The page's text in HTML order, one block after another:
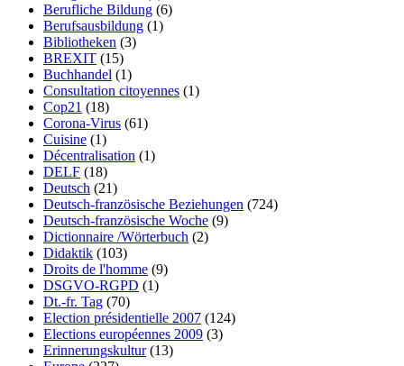
Berufliche Bildung (6)
Berufsausbildung (1)
Bibliotheken (3)
BREXIT (15)
Buchhandel (1)
Consultation citoyennes (1)
Cop21 (18)
Corona-Virus (61)
Cuisine (1)
Décentralisation (1)
DELF (18)
Deutsch (21)
Deutsch-französische Beziehungen (724)
Deutsch-französische Woche (9)
Dictionnaire /Wörterbuch (2)
Didaktik (103)
Droits de l'homme (9)
DSGVO-RGPD (1)
Dt.-fr. Tag (70)
Election présidentielle 2007 (124)
Elections européennes 2009 (3)
Erinnerungskultur(13)